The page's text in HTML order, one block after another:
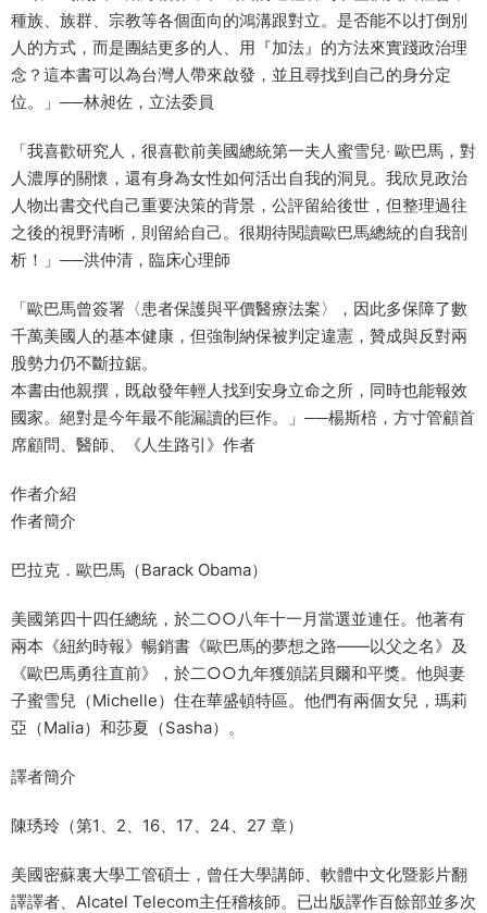
種族、族群、宗教等各個面向的鴻溝跟對立。是否能不以打倒別
人的方式，而是團結更多的人、用『加法』的方法來實踐政治理
念？這本書可以為台灣人帶來啟發，並且尋找到自己的身分定
位。」──林昶佐，立法委員
「我喜歡研究人，很喜歡前美國總統第一夫人蜜雪兒‧ 歐巴馬，對
人濃厚的關懷，還有身為女性如何活出自我的洞見。我欣見政治
人物出書交代自己重要決策的背景，公評留給後世，但整理過往
之後的視野清晰，則留給自己。很期待閱讀歐巴馬總統的自我剖
析！」──洪仲清，臨床心理師
「歐巴馬曾簽署〈患者保護與平價醫療法案〉，因此多保障了數
千萬美國人的基本健康，但強制納保被判定違憲，贊成與反對兩
股勢力仍不斷拉鋸。
本書由他親撰，既啟發年輕人找到安身立命之所，同時也能報效
國家。絕對是今年最不能漏讀的巨作。」──楊斯棓，方寸管顧首
席顧問、醫師、《人生路引》作者
作者介紹
作者簡介
巴拉克．歐巴馬（Barack Obama）
美國第四十四任總統，於二○○八年十一月當選並連任。他著有
兩本《紐約時報》暢銷書《歐巴馬的夢想之路——以父之名》及
《歐巴馬勇往直前》，於二○○九年獲頒諾貝爾和平獎。他與妻
子蜜雪兒（Michelle）住在華盛頓特區。他們有兩個女兒，瑪莉
亞（Malia）和莎夏（Sasha）。
譯者簡介
陳琇玲（第1、2、16、17、24、27 章）
美國密蘇裏大學工管碩士，曾任大學講師、軟體中文化暨影片翻
譯譯者、Alcatel Telecom主任稽核師。已出版譯作百餘部並多次